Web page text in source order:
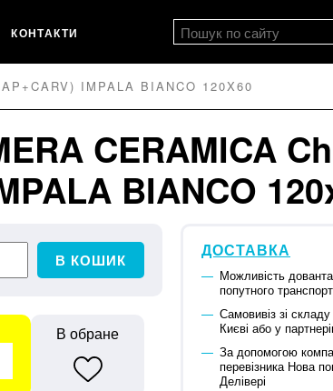
КОНТАКТИ
IMPALA BIANCO 120X60
CERAMICA
BIANCO
В КОШИК
В обране
ДОСТАВКА
Можливість
попутного
Самовивіз зі
Києві або у
За допомогою
перевізника Нова
Делівері